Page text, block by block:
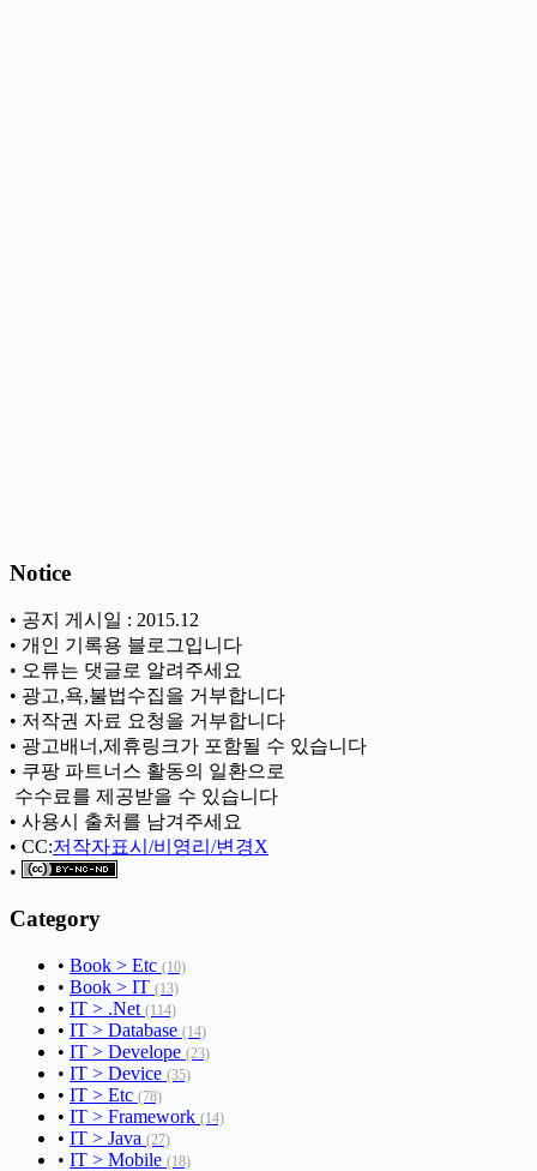
Notice
• 공지 게시일 : 2015.12
• 개인 기록용 블로그입니다
• 오류는 댓글로 알려주세요
• 광고,욕,불법수집을 거부합니다
• 저작권 자료 요청을 거부합니다
• 광고배너,제휴링크가 포함될 수 있습니다
• 쿠팡 파트너스 활동의 일환으로
ㅤ 수수료를 제공받을 수 있습니다
• 사용시 출처를 남겨주세요
• CC:저작자표시/비영리/변경X
•
Category
• Book > Etc (10)
• Book > IT (13)
• IT > .Net (114)
• IT > Database (14)
• IT > Develope (23)
• IT > Device (35)
• IT > Etc (78)
• IT > Framework (14)
• IT > Java (27)
• IT > Mobile (18)